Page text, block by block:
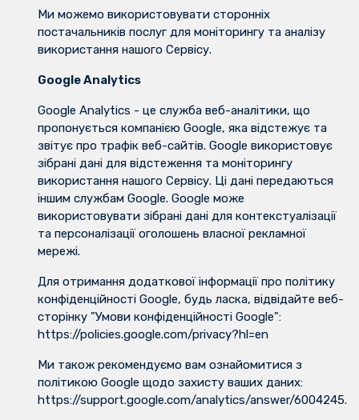
Ми можемо використовувати сторонніх
постачальників послуг для моніторингу та аналізу
використання нашого Сервісу.
Google Analytics
Google Analytics - це служба веб-аналітики, що
пропонується компанією Google, яка відстежує та
звітує про трафік веб-сайтів. Google використовує
зібрані дані для відстеження та моніторингу
використання нашого Сервісу. Ці дані передаються
іншим службам Google. Google може
використовувати зібрані дані для контекстуалізації
та персоналізації оголошень власної рекламної
мережі.
Для отримання додаткової інформації про політику
конфіденційності Google, будь ласка, відвідайте веб-
сторінку "Умови конфіденційності Google":
https://policies.google.com/privacy?hl=en
Ми також рекомендуємо вам ознайомитися з
політикою Google щодо захисту ваших даних:
https://support.google.com/analytics/answer/6004245.